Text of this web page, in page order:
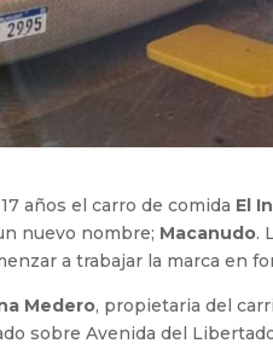
años el carro de comida El
nuevo nombre; Macanudo.
a trabajar la marca en
Medero, propietaria del
sobre Avenida del